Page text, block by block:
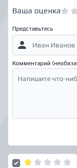
Ваша оценка
Представьтесь
Комментарий